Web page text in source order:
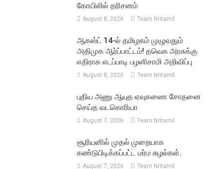
கோயிலில் தரிசனம்
August 8, 2026 Team Nritamil
ஆகஸ்ட் 14-ல் தமிழகம் முழுவதும்
அதிமுக ஆர்ப்பாட்டம்! தவெக அரசுக்கு
எதிராக எடப்பாடி பழனிசாமி அறிவிப்பு
August 8, 2026 Team Nritamil
புதிய அணு ஆயுத ஏவுகணை சோதனை
செய்த வடகொரியா
August 7, 2026 Team Nritamil
சூரியனில் முதல் முறையாக
கண்டுபிடிக்கப்பட்ட மர்ம சுழல்கள்.
August 7, 2026 Team Nritamil